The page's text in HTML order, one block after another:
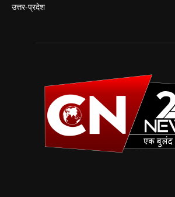
उत्तर-प्रदेश